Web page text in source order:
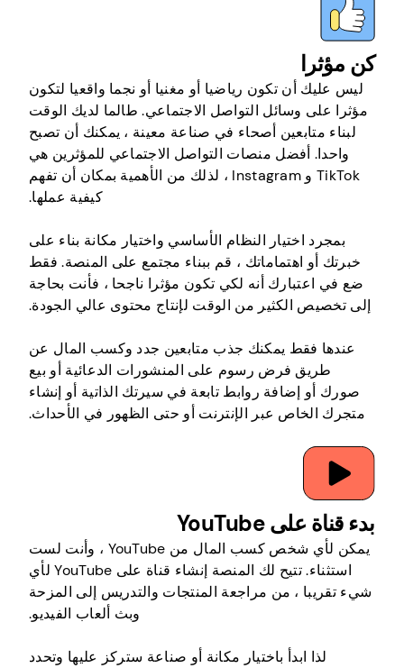
كن مؤثرا
ليس عليك أن تكون رياضيا أو مغنيا أو نجما واقعيا لتكون
مؤثرا على وسائل التواصل الاجتماعي. طالما لديك الوقت
لبناء متابعين أصحاء في صناعة معينة ، يمكنك أن تصبح
واحدا. أفضل منصات التواصل الاجتماعي للمؤثرين هي
TikTok و Instagram ، لذلك من الأهمية بمكان أن تفهم
كيفية عملها.
بمجرد اختيار النظام الأساسي واختيار مكانة بناء على
خبرتك أو اهتماماتك ، قم ببناء مجتمع على المنصة. فقط
ضع في اعتبارك أنه لكي تكون مؤثرا ناجحا ، فأنت بحاجة
إلى تخصيص الكثير من الوقت لإنتاج محتوى عالي الجودة.
عندها فقط يمكنك جذب متابعين جدد وكسب المال عن
طريق فرض رسوم على المنشورات الدعائية أو بيع
صورك أو إضافة روابط تابعة في سيرتك الذاتية أو إنشاء
متجرك الخاص عبر الإنترنت أو حتى الظهور في الأحداث.
بدء قناة على YouTube
يمكن لأي شخص كسب المال من YouTube ، وأنت لست
استثناء. تتيح لك المنصة إنشاء قناة على YouTube لأي
شيء تقريبا ، من مراجعة المنتجات والتدريس إلى المزحة
وبث ألعاب الفيديو.
لذا ابدأ باختيار مكانة أو صناعة ستركز عليها وتحدد